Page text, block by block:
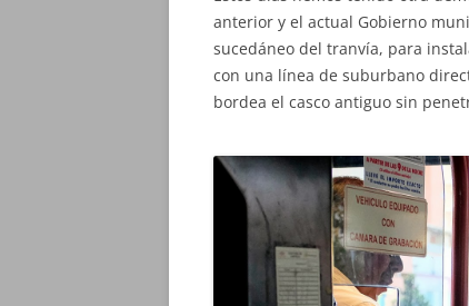
anterior y el actual Gobierno
sucedáneo del tranvía, para
con una línea de suburbano
bordea el casco antiguo sin